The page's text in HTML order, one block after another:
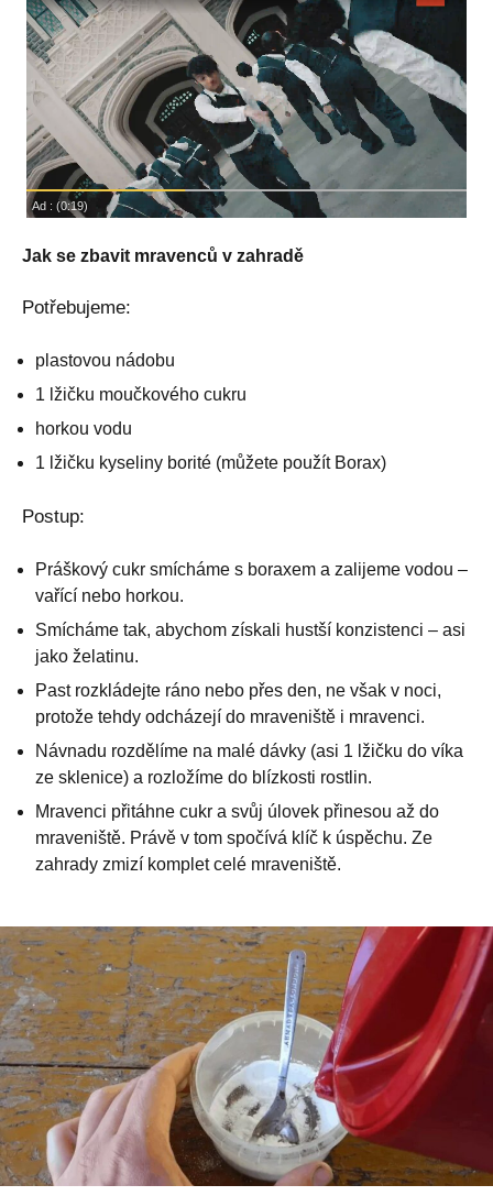
Jak se zbavit mravenců v zahradě
Potřebujeme:
plastovou nádobu
1 lžičku moučkového cukru
horkou vodu
1 lžičku kyseliny borité (můžete použít Borax)
Postup:
Práškový cukr smícháme s boraxem a zalijeme vodou –
vařící nebo horkou.
Smícháme tak, abychom získali hustší konzistenci – asi
jako želatinu.
Past rozkládejte ráno nebo přes den, ne však v noci,
protože tehdy odcházejí do mraveniště i mravenci.
Návnadu rozdělíme na malé dávky (asi 1 lžičku do víka
ze sklenice) a rozložíme do blízkosti rostlin.
Mravenci přitáhne cukr a svůj úlovek přinesou až do
mraveniště. Právě v tom spočívá klíč k úspěchu. Ze
zahrady zmizí komplet celé mraveniště.